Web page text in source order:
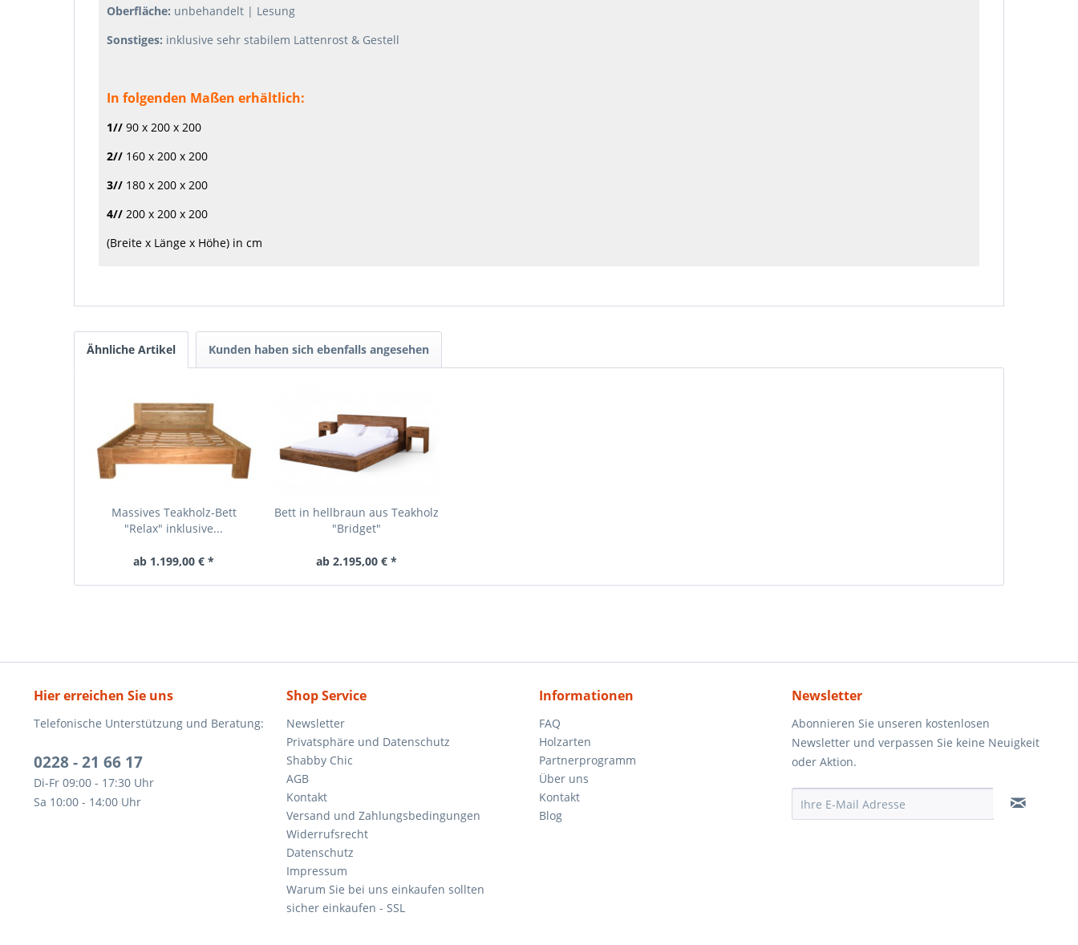
Oberfläche: unbehandelt | Lesung
Sonstiges: inklusive sehr stabilem Lattenrost & Gestell
In folgenden Maßen erhältlich:
1// 90 x 200 x 200
2// 160 x 200 x 200
3// 180 x 200 x 200
4// 200 x 200 x 200
(Breite x Länge x Höhe) in cm
Ähnliche Artikel Kunden haben sich ebenfalls angesehen
Massives Teakholz-Bett
"Relax" inklusive...
ab 1.199,00 € *
Bett in hellbraun aus Teakholz
"Bridget"
ab 2.195,00 € *
Hier erreichen Sie uns
Telefonische Unterstützung und Beratung:
0228 - 21 66 17
Di-Fr 09:00 - 17:30 Uhr
Sa 10:00 - 14:00 Uhr
Shop Service
Newsletter
Privatsphäre und Datenschutz
Shabby Chic
AGB
Kontakt
Versand und Zahlungsbedingungen
Widerrufsrecht
Datenschutz
Impressum
Warum Sie bei uns einkaufen sollten
sicher einkaufen - SSL
Informationen
FAQ
Holzarten
Partnerprogramm
Über uns
Kontakt
Blog
Newsletter
Abonnieren Sie unseren kostenlosen
Newsletter und verpassen Sie keine Neuigkeit
oder Aktion.